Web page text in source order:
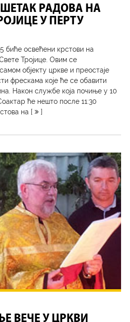
РАДОВА НА
У ПЕРТУ
биће освећени крстови на
Тројице. Овим се
објекту цркве и преостаје
фрескама које ће се обавити
Након службе која почиње у 10
ће нешто после 11:30
на [
]
ВЕЧЕ У ЦРКВИ